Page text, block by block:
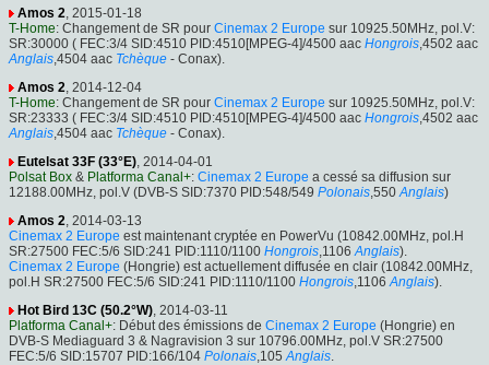
Amos 2 , 2015-01-18
T-Home: Changement de SR pour Cinemax 2 Europe sur 10925.50MHz, pol.V:
SR:30000 ( FEC:3/4 SID:4510 PID:4510[MPEG-4]/4500 aac Hongrois ,4502 aac
Anglais ,4504 aac Tchèque - Conax).
Amos 2 , 2014-12-04
T-Home: Changement de SR pour Cinemax 2 Europe sur 10925.50MHz, pol.V:
SR:23333 ( FEC:3/4 SID:4510 PID:4510[MPEG-4]/4500 aac Hongrois ,4502 aac
Anglais ,4504 aac Tchèque - Conax).
Eutelsat 33F (33°E) , 2014-04-01
Polsat Box & Platforma Canal+: Cinemax 2 Europe a cessé sa diffusion sur
12188.00MHz, pol.V (DVB-S SID:7370 PID:548/549 Polonais ,550 Anglais)
Amos 2 , 2014-03-13
Cinemax 2 Europe est maintenant cryptée en PowerVu (10842.00MHz, pol.H
SR:27500 FEC:5/6 SID:241 PID:1110/1100 Hongrois ,1106 Anglais).
Cinemax 2 Europe (Hongrie) est actuellement diffusée en clair (10842.00MHz,
pol.H SR:27500 FEC:5/6 SID:241 PID:1110/1100 Hongrois ,1106 Anglais).
Hot Bird 13C (50.2°W) , 2014-03-11
Platforma Canal+: Début des émissions de Cinemax 2 Europe (Hongrie) en
DVB-S Mediaguard 3 & Nagravision 3 sur 10796.00MHz, pol.V SR:27500
FEC:5/6 SID:15707 PID:166/104 Polonais ,105 Anglais